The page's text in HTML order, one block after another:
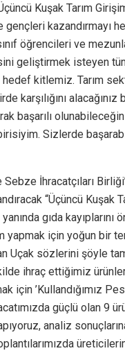
Kuşak Tarım
gençleri kazandırmayı
öğrencileri ve
geliştirmek isteyen
kitlemiz. Tarım
karşılığını
başarılı
Sizlerde
İhracatçıları
“Üçüncü Kuşak
gıda kayıplarını
yapmak için yoğun bir
Uçak sözlerini şöyle
ihraç ettiğimiz
için ’Kullandığımız
güçlü olan 9
analiz